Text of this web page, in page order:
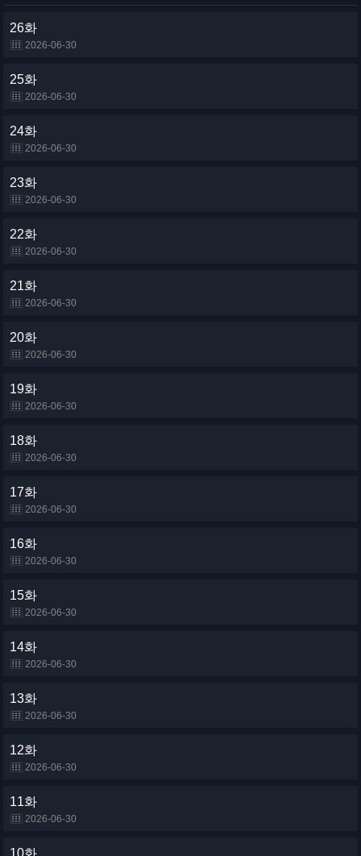
26화
2026-06-30
25화
2026-06-30
24화
2026-06-30
23화
2026-06-30
22화
2026-06-30
21화
2026-06-30
20화
2026-06-30
19화
2026-06-30
18화
2026-06-30
17화
2026-06-30
16화
2026-06-30
15화
2026-06-30
14화
2026-06-30
13화
2026-06-30
12화
2026-06-30
11화
2026-06-30
10화